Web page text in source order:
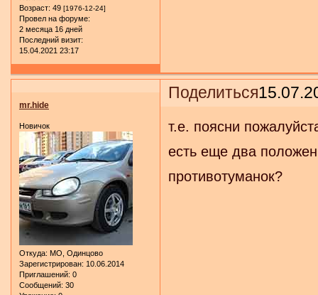
Возраст: 49 [1976-12-24]
Провел на форуме:
2 месяца 16 дней
Последний визит:
15.04.2021 23:17
Поделиться
mr.hide
Новичок
Откуда: МО, Одинцово
Зарегистрирован: 10.06.2014
Приглашений: 0
Сообщений: 30
т.е. поясни
есть еще два
противотуманок?